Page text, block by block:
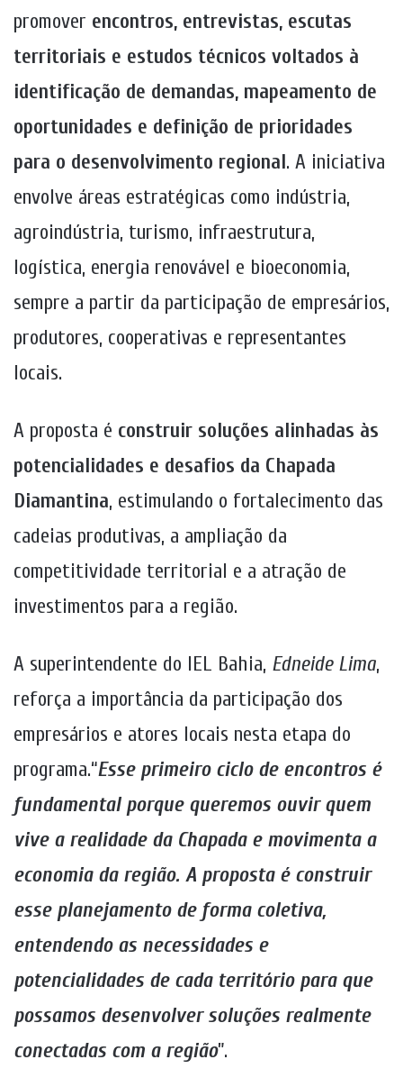
promover encontros, entrevistas, escutas
territoriais e estudos técnicos voltados à
identificação de demandas, mapeamento de
oportunidades e definição de prioridades
para o desenvolvimento regional. A iniciativa
envolve áreas estratégicas como indústria,
agroindústria, turismo, infraestrutura,
logística, energia renovável e bioeconomia,
sempre a partir da participação de empresários,
produtores, cooperativas e representantes
locais.
A proposta é construir soluções alinhadas às
potencialidades e desafios da Chapada
Diamantina, estimulando o fortalecimento das
cadeias produtivas, a ampliação da
competitividade territorial e a atração de
investimentos para a região.
A superintendente do IEL Bahia, Edneide Lima,
reforça a importância da participação dos
empresários e atores locais nesta etapa do
programa.“Esse primeiro ciclo de encontros é
fundamental porque queremos ouvir quem
vive a realidade da Chapada e movimenta a
economia da região. A proposta é construir
esse planejamento de forma coletiva,
entendendo as necessidades e
potencialidades de cada território para que
possamos desenvolver soluções realmente
conectadas com a região”.